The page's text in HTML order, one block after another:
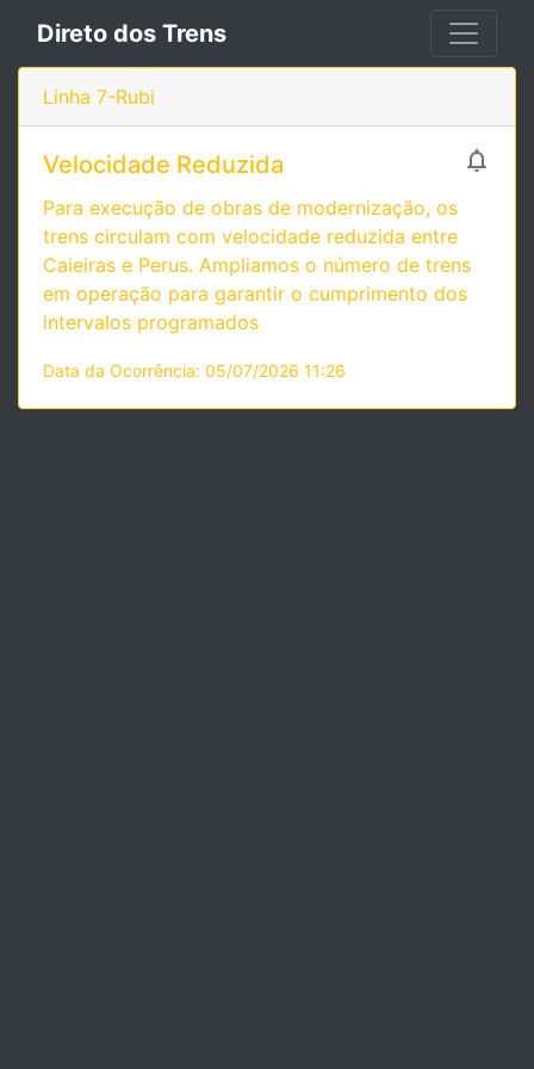
Direto dos Trens
Linha 7-Rubi

Velocidade Reduzida
Para execução de obras de modernização, os
trens circulam com velocidade reduzida entre
Caieiras e Perus. Ampliamos o número de trens
em operação para garantir o cumprimento dos
intervalos programados
Data da Ocorrência: 05/07/2026 11:26